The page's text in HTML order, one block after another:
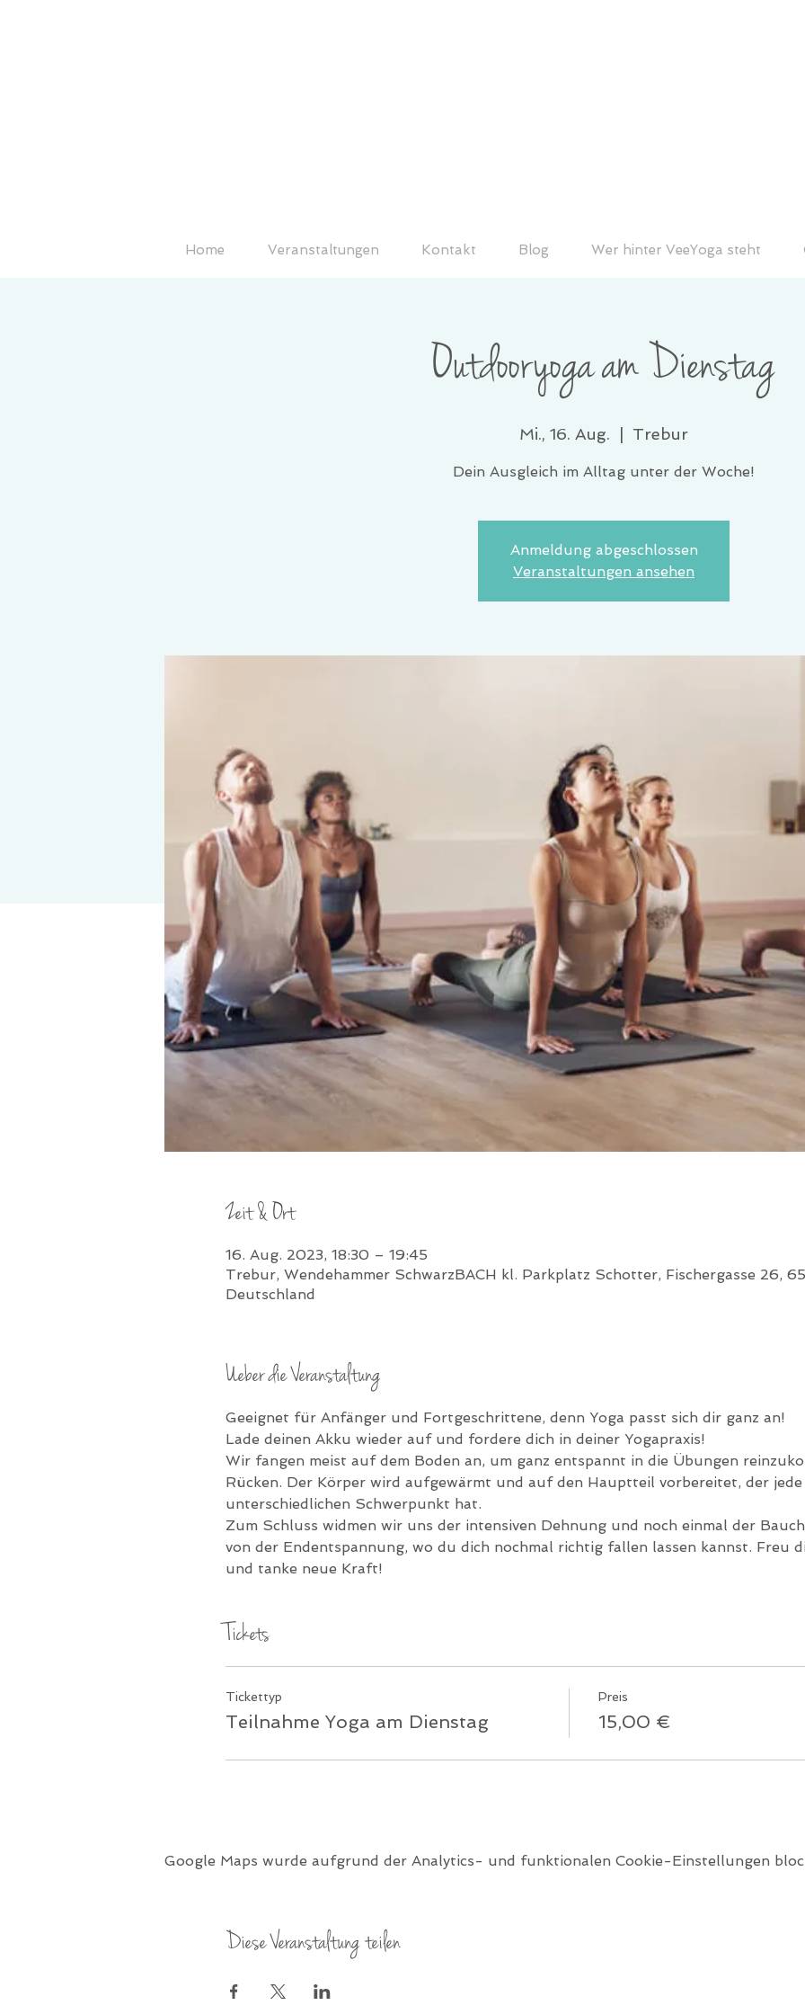
Home Veranstaltungen Kontakt Blog Wer hinter VeeYoga steht
Outdooryoga am Dienstag
Mi., 16. Aug. Trebur
Dein Ausgleich im Alltag unter der Woche!
Anmeldung abgeschlossen
Veranstaltungen ansehen
Zeit & Ort
16. Aug. 2023, 18:30 – 19:45
Trebur, Wendehammer SchwarzBACH kl. Parkplatz Schotter, Fischergasse 26,
Deutschland
Ueber die Veranstaltung
Geeignet für Anfänger und Fortgeschrittene, denn Yoga passt sich dir ganz an!
Lade deinen Akku wieder auf und fordere dich in deiner Yogapraxis!
Wir fangen meist auf dem Boden an, um ganz entspannt in die Übungen
Rücken. Der Körper wird aufgewärmt und auf den Hauptteil vorbereitet, der
unterschiedlichen Schwerpunkt hat.
Zum Schluss widmen wir uns der intensiven Dehnung und noch einmal der
von der Endentspannung, wo du dich nochmal richtig fallen lassen kannst. Freu
und tanke neue Kraft!
Tickets
Tickettyp
Teilnahme Yoga am Dienstag
Preis
15,00 €
Google Maps wurde aufgrund der Analytics- und funktionalen Cookie-Einstellungen
Diese Veranstaltung teilen